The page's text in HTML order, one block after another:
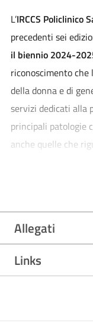
L’IRCCS Policlinico
precedenti sei
il biennio 2024-
riconoscimento che
della donna e di
servizi dedicati alla
principali patologie
anche quelle che
ottenuto il
valutazione tenuti
tipicamente
appropriatezza dei
Allegati
Links